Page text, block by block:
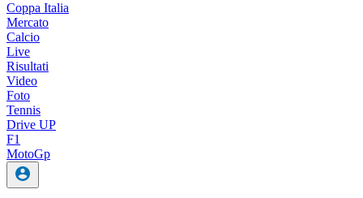
Coppa Italia
Mercato
Calcio
Live
Risultati
Video
Foto
Tennis
Drive UP
F1
MotoGp